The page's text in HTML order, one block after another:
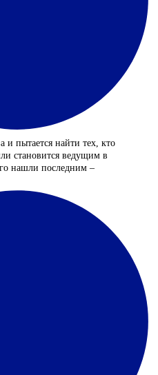
и пытается найти тех, кто
становится ведущим в
нашли последним –